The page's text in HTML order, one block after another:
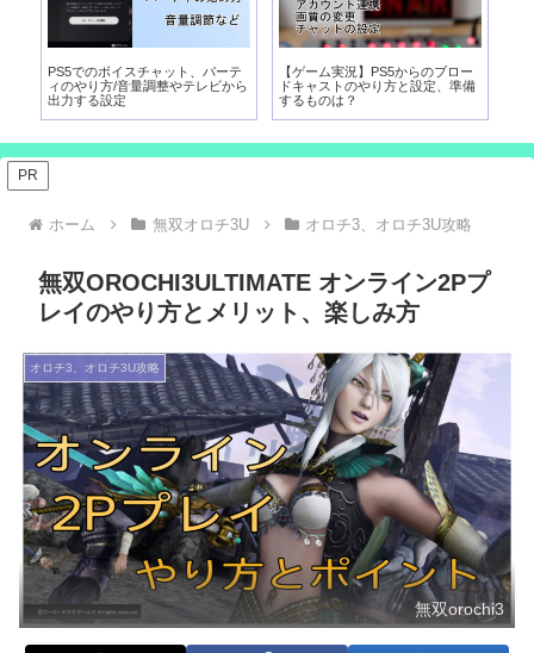
PS5でのボイスチャット、パーテ
ィのやり方/音量調整やテレビから
出力する設定
【ゲーム実況】PS5からのブロー
ドキャストのやり方と設定、準備
するものは？
PR
ホーム 無双オロチ3U オロチ3、オロチ3U攻略
無双OROCHI3ULTIMATE オンライン2Pプ
レイのやり方とメリット、楽しみ方
オロチ3、オロチ3U攻略
無双orochi3